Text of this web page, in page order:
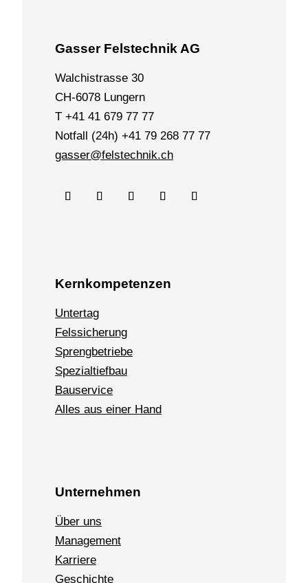
Gasser Felstechnik AG
Walchistrasse 30
CH-6078 Lungern
T +41 41 679 77 77
Notfall (24h) +41 79 268 77 77
gasser@felstechnik.ch
Kernkompetenzen
Untertag
Felssicherung
Sprengbetriebe
Spezialtiefbau
Bauservice
Alles aus einer Hand
Unternehmen
Über uns
Management
Karriere
Geschichte